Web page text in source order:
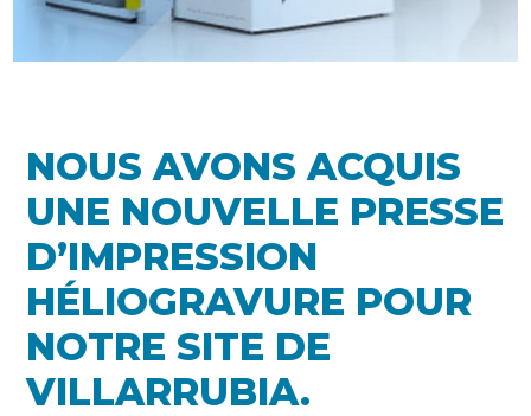
NOUS AVONS ACQUIS
UNE NOUVELLE PRESSE
D’IMPRESSION
HÉLIOGRAVURE POUR
NOTRE SITE DE
VILLARRUBIA.